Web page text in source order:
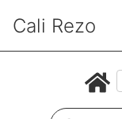
Cali Rezo